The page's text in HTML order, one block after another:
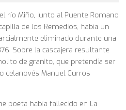
río Miño, junto al Puente Romano
de los Remedios, había un
eliminado durante una
Sobre la cascajera resultante
de granito, que pretendía ser
Manuel Curros
poeta había fallecido en La